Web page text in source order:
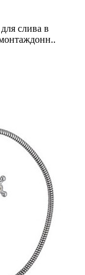
слива в